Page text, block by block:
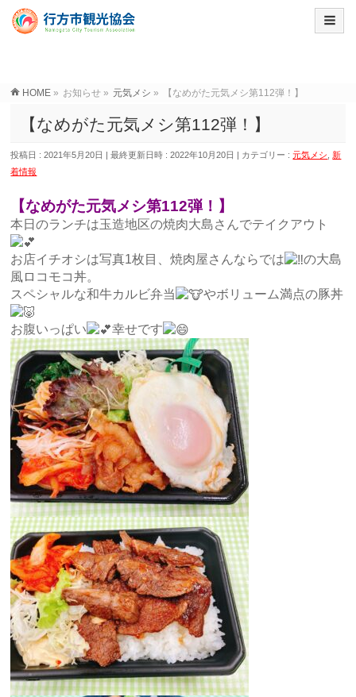
HOME » お知らせ » 元気メシ » 【なめがた元気メシ第112弾！】
【なめがた元気メシ第112弾！】
投稿日 : 2021年5月20日 最終更新日時 : 2022年10月20日 カテゴリー :元気メシ
新
着情報
【なめがた元気メシ第112弾！】
本日のランチは玉造地区の焼肉大島さんでテイクアウト
お店イチオシは写真1枚目、焼肉屋さんならでは
の大島
風ロコモコ丼。
スペシャルな和牛カルビ弁当
やボリューム満点の豚丼
お腹いっぱい 幸せです